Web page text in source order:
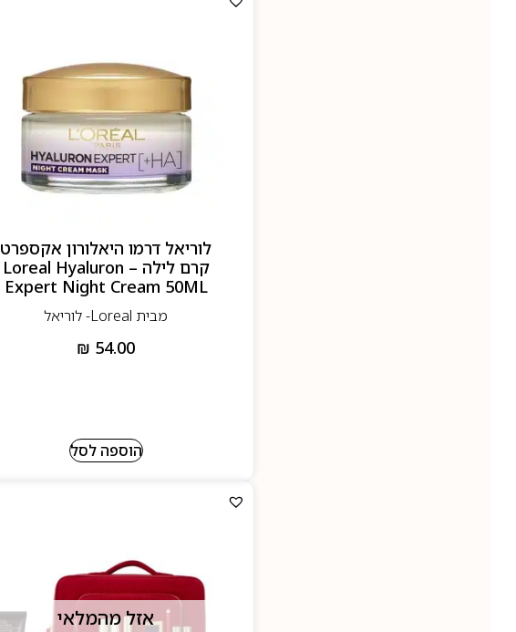
לוריאל דרמו היאלורון אקספרט
קרם לילה – Loreal Hyaluron
Expert Night Cream 50ML
מבית Loreal- לוריאל
₪ 54.00
הוספה לסל
אזל מהמלאי